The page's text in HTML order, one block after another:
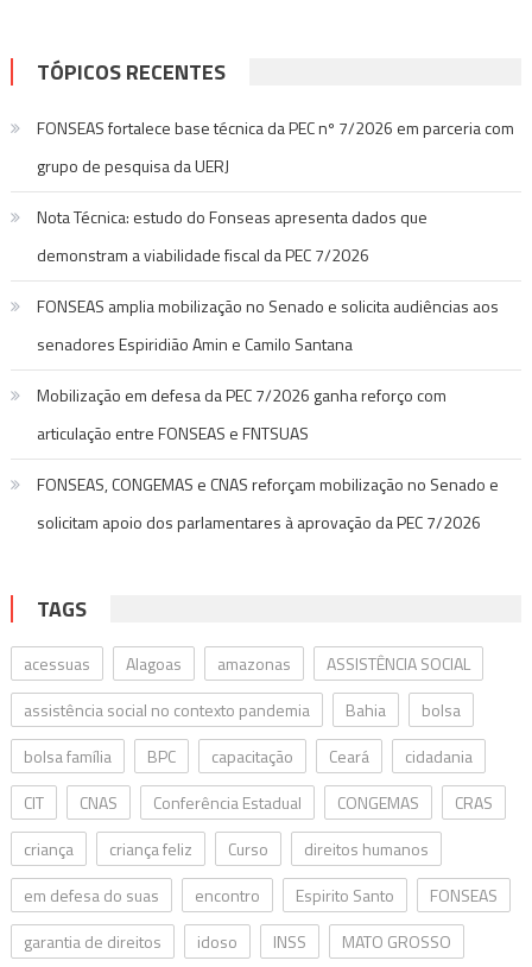
TÓPICOS RECENTES
FONSEAS fortalece base técnica da PEC nº 7/2026 em parceria com
grupo de pesquisa da UERJ
Nota Técnica: estudo do Fonseas apresenta dados que
demonstram a viabilidade fiscal da PEC 7/2026
FONSEAS amplia mobilização no Senado e solicita audiências aos
senadores Espiridião Amin e Camilo Santana
Mobilização em defesa da PEC 7/2026 ganha reforço com
articulação entre FONSEAS e FNTSUAS
FONSEAS, CONGEMAS e CNAS reforçam mobilização no Senado e
solicitam apoio dos parlamentares à aprovação da PEC 7/2026
TAGS
acessuas Alagoas amazonas
ASSISTÊNCIA SOCIAL
assistência social no contexto pandemia
Bahia
bolsa
bolsa família
BPC capacitação Ceará
cidadania
CIT
CNAS Conferência Estadual CONGEMAS
CRAS
criança
criança feliz Curso
direitos humanos
em defesa do suas
encontro Espirito Santo
FONSEAS
garantia de direitos
idoso INSS
MATO GROSSO